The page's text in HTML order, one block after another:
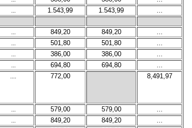
... 1.543,99 1.543,99
...
... 849,20 849,20
...
... 501,80 501,80
...
... 386,00 386,00
...
... 694,80 694,80
...
.... 772,00 8,491,97
... 579,00 579,00
...
... 849,20 849,20
...